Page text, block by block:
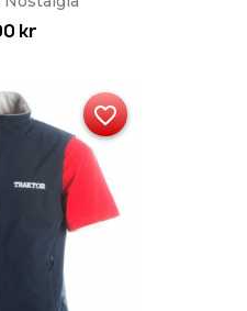
kr
favorite_border